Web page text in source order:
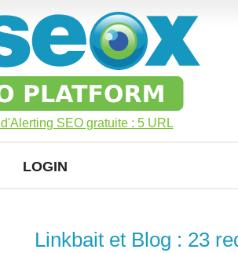
SEO gratuite : 5 URL
LOGIN
Linkbait et Blog : 23